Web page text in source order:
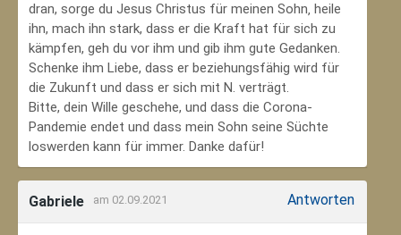
dran, sorge du Jesus Christus für meinen Sohn‚ heile
ihn, mach ihn stark, dass er die Kraft hat für sich zu
kämpfen, geh du vor ihm und gib ihm gute Gedanken.
Schenke ihm Liebe, dass er beziehungsfähig wird für
die Zukunft und dass er sich mit N. verträgt.
Bitte, dein Wille geschehe, und dass die Corona-
Pandemie endet und dass mein Sohn seine Süchte
loswerden kann für immer. Danke dafür!
Gabriele am 02.09.2021 Antworten